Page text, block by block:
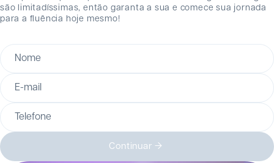
são limitadíssimas, então garanta a sua e comece sua jornada
para a fluência hoje mesmo!
Nome
E-mail
Telefone
Continuar